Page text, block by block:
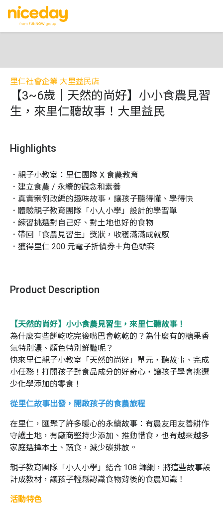
里仁社會企業 大里益民店
【3~6歲｜天然的尚好】小小食農見習
生，來里仁聽故事！大里益民
Highlights
．親子小教室：里仁團隊 X 食農教育
．建立食農 / 永續的觀念和素養
．真實案例改編的趣味故事，讓孩子聽得懂、學得快
．體驗親子教育團隊「小人小學」設計的學習單
．練習挑選對自己好、對土地也好的食物
．帶回「食農見習生」獎狀，收穫滿滿成就感
．獲得里仁 200 元電子折價券＋角色頭套
Product Description
【天然的尚好】小小食農見習生，來里仁聽故事！
為什麼有些餅乾吃完後嘴巴會乾乾的？為什麼有的糖果香
氣特別濃、顏色特別鮮豔呢？
快來里仁親子小教室「天然的尚好」單元，聽故事、完成
小任務！打開孩子對食品成分的好奇心，讓孩子學會挑選
少化學添加的零食！
從里仁故事出發，開啟孩子的食農旅程
在里仁，匯聚了許多暖心的永續故事： 有農友用友善耕作
守護土地，有廠商堅持少添加、推動惜食， 也有越來越多
家庭選擇本土、蔬食，減少碳排放。
親子教育團隊「小人小學」結合 108 課綱，將這些故事設
計成教材， 讓孩子輕鬆認識食物背後的食農知識！
活動特色